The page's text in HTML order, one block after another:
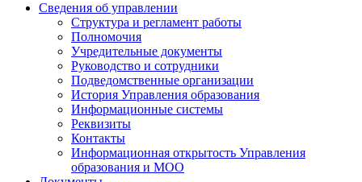
Сведения об управлении
Структура и регламент работы
Полномочия
Учредительные документы
Руководство и сотрудники
Подведомственные организации
История Управления образования
Информационные системы
Реквизиты
Контакты
Информационная открытость Управления
образования и МОО